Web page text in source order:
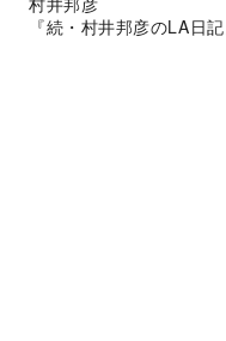
『続・村井邦彦のLA日記